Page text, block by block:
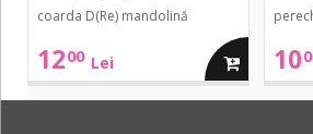
coarda D(Re) mandolină
1200 Lei adauga 10